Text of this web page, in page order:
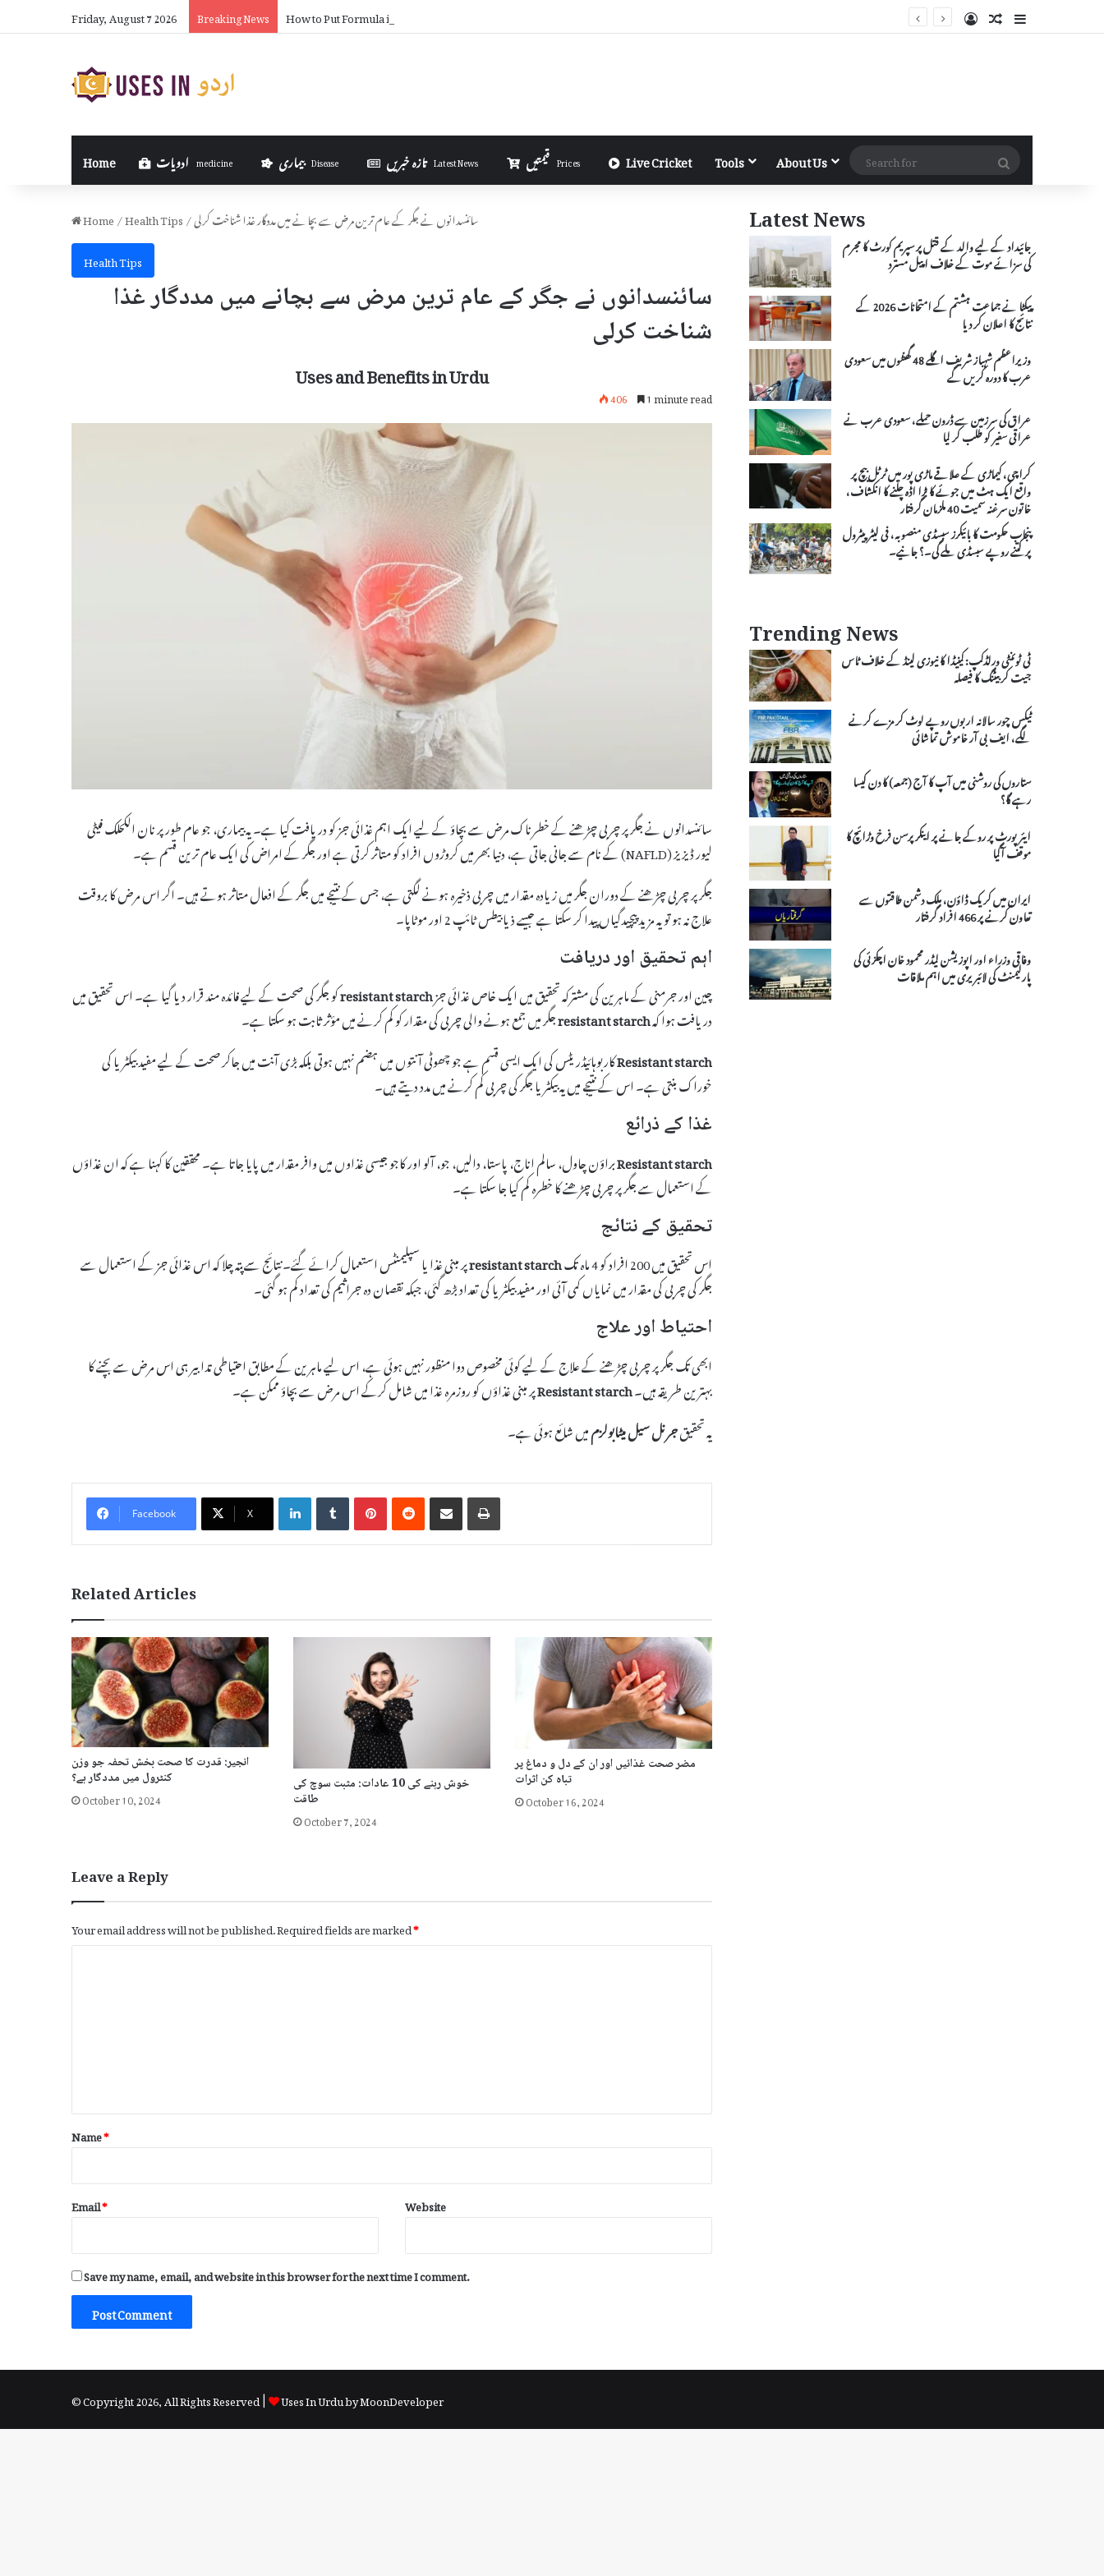
Friday, August 7 2026 Breaking News How to Put Formula in Excel in Urdu Log InRandom Article
Sidebar
Home medicine بیماری Disease تازہ خبریں Latest News Prices Live Cricket Tools About Us
Search
for
Home/Health Tips/سائنسدانوں نے جگر کے عام ترین مرض سے بچانے میں مددگار غذا شناخت کرلی
Health Tips
سائنسدانوں نے جگر کے عام ترین مرض سے بچانے میں مددگار غذا
شناخت کرلی
Uses and Benefits in Urdu
406 1 minute read
سائنسدانوں نے جگر پر چربی چڑھنے کے خطرناک مرض سے بچاؤ کے لیے ایک اہم غذائی جز کو دریافت کیا ہے۔ یہ بیماری، جو عام طور پر نان الکحلک فیٹی
لیور ڈیزیز (NAFLD) کے نام سے جانی جاتی ہے، دنیا بھر میں کروڑوں افراد کو متاثر کرتی ہے اور جگر کے امراض کی ایک عام ترین قسم ہے۔
جگر پر چربی چڑھنے کے دوران جگر میں زیادہ مقدار میں چربی ذخیرہ ہونے لگتی ہے، جس کے نتیجے میں جگر کے افعال متاثر ہوتے ہیں۔ اگر اس مرض کا بروقت
علاج نہ ہو تو یہ مزید پیچیدگیاں پیدا کر سکتا ہے جیسے ذیابیطس ٹائپ 2 اور موٹاپا۔
اہم تحقیق اور دریافت
چین اور جرمنی کے ماہرین کی مشترکہ تحقیق میں ایک خاص غذائی جزresistant starchکو جگر کی صحت کے لیے فائدہ مند قرار دیا گیا ہے۔ اس تحقیق میں
دریافت ہوا کہresistant starchجگر میں جمع ہونے والی چربی کی مقدار کو کم کرنے میں مؤثر ثابت ہو سکتا ہے۔
Resistant starchکاربوہائیڈریٹس کی ایک ایسی قسم ہے جو چھوٹی آنتوں میں ہضم نہیں ہوتی بلکہ بڑی آنت میں جاکر صحت کے لیے مفید بیکٹریا کی
خوراک بنتی ہے۔ اس کے نتیجے میں یہ بیکٹریا جگر کی چربی کم کرنے میں مدد دیتے ہیں۔
غذا کے ذرائع
Resistant starchبراؤن چاول، سالم اناج، پاستا، دالیں، جو، آلو اور کاجو جیسی غذاوں میں وافر مقدار میں پایا جاتا ہے۔ محققین کا کہنا ہے کہ ان غذاؤں
کے استعمال سے جگر پر چربی چڑھنے کا خطرہ کم کیا جا سکتا ہے۔
تحقیق کے نتائج
اس تحقیق میں 200 افراد کو 4 ماہ تک resistant starchپر مبنی غذا یا سپلیمنٹس استعمال کرائے گئے۔ نتائج سے پتہ چلا کہ اس غذائی جز کے استعمال سے
جگر کی چربی کی مقدار میں نمایاں کمی آئی اور مفید بیکٹریا کی تعداد بڑھ گئی، جبکہ نقصان دہ جراثیم کی تعداد کم ہو گئی۔
احتیاط اور علاج
ابھی تک جگر پر چربی چڑھنے کے علاج کے لیے کوئی مخصوص دوا منظور نہیں ہوئی ہے، اس لیے ماہرین کے مطابق احتیاطی تدابیر ہی اس مرض سے بچنے کا
بہترین طریقہ ہیں۔Resistant starchپر مبنی غذاؤں کو روزمرہ غذا میں شامل کرکے اس مرض سے بچاؤ ممکن ہے۔
یہ تحقیقجرنل سیل میٹابولزممیں شائع ہوئی ہے۔
Facebook X
LinkedInTumblrPinterestReddit Share via Email Print
Related Articles
انجیر: قدرت کا صحت بخش تحفہ جو وزن
کنٹرول میں مددگار ہے؟
October 10, 2024
خوش رہنے کی 10 عادات: مثبت سوچ کی
طاقت
October 7, 2024
مضر صحت غذائیں اور ان کے دل و دماغ پر
تباہ کن اثرات
October 16, 2024
Leave a Reply
Your email address will not be published.Required fields are marked*
*
Name*
Email* Website
Save my name, email, and website in this browser for the next time I comment.
Latest News
جائیداد کے لیے والد کے قتل پر سپریم کورٹ کا مجرم
کی سزائے موت کے خلاف اپیل مسترد
پیکٹا نے جماعت ہشتم کے امتحانات 2026 کے
نتائج کا اعلان کر دیا
وزیراعظم شہباز شریف اگلے 48 گھنٹوں میں سعودی
عرب کا دورہ کریں گے
عراق کی سرزمین سے ڈرون حملے، سعودی عرب نے
عراقی سفیر کو طلب کر لیا
کراچی، کیماڑی کے علاقے ماڑی پور میں ٹرٹل بیچ پر
واقع ایک ہٹ میں جوئے کا بڑا اڈہ چلنے کا انکشاف،
خاتون سرغنہ سمیت 40 ملزمان گرفتار
پنجاب حکومت کا بائیکرز سبسڈی منصوبہ، فی لیٹر پیٹرول
پر کتنے روپے سبسڈی ملے گی۔؟ جانیے۔
Trending News
ٹی ٹوئنٹی ورلڈکپ: کینیڈا کا نیوزی لینڈ کے خلاف ٹاس
جیت کر بیٹنگ کا فیصلہ
ٹیکس چور سالانہ اربوں روپے لوٹ کر مزے کرنے
لگے، ایف بی آر خاموش تماشائی
ستاروں کی روشنی میں آپ کا آج (جمعہ) کا دن کیسا
رہے گا؟
ایئر پورٹ پر روکے جانے پر اینکر پرسن فرخ وڑائچ کا
موقف آگیا
ایران میں کریک ڈاؤن، ملک دشمن طاقتوں سے
تعاون کرنے پر 466 افراد گرفتار
وفاقی وزراء اور اپوزیشن لیڈر محمود خان اچکزئی کی
پارلیمنٹ کی لائبریری میں اہم ملاقات
© Copyright 2026, All Rights Reserved | Uses In Urdu by MoonDeveloper